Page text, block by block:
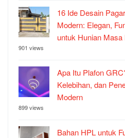
16 Ide Desain
Modern: Elegan,
untuk Hunian Masa
901 views
Apa Itu Plafon
Kelebihan, dan
Modern
899 views
Bahan HPL untuk